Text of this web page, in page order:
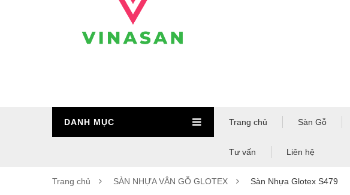
DANH MỤC Trang chủ Sàn Gỗ
Tư vấn Liên hệ
Trang chủ SÀN NHỰA VÂN GỖ GLOTEX Sàn Nhựa Glotex S479